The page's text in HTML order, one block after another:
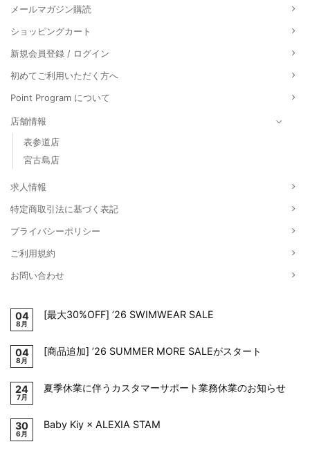
メールマガジン購読
ショッピングカート
新規会員登録 / ログイン
初めてご利用いただく方へ
Point Program について
店舗情報
表参道店
宮古島店
求人情報
特定商取引法に基づく表記
プライバシーポリシー
ご利用規約
お問い合わせ
04
8月
[最大30%OFF] ’26 SWIMWEAR SALE
04
8月
[商品追加] ’26 SUMMER MORE SALEがスタート
24
7月
夏季休業に伴うカスタマーサポート業務休業のお知らせ
30
6月
Baby Kiy × ALEXIA STAM